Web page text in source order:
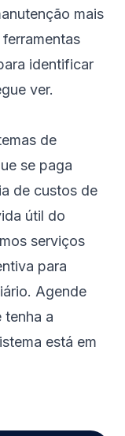
mais
identificar
ver.
de
se paga
de custos de
útil do
serviços
para
Agende
tenha a
está em